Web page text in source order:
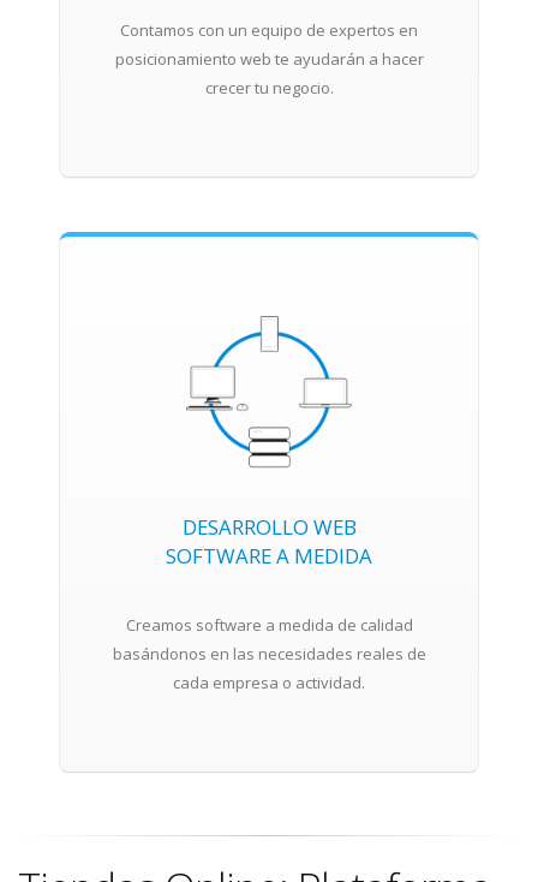
Contamos con un equipo de expertos en
posicionamiento web te ayudarán a hacer
crecer tu negocio.
DESARROLLO WEB
SOFTWARE A MEDIDA
Creamos software a medida de calidad
basándonos en las necesidades reales de
cada empresa o actividad.